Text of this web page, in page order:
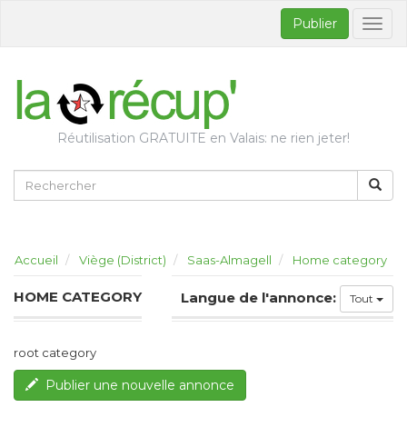
Publier
Réutilisation GRATUITE en Valais: ne rien jeter!
Accueil Viège (District) Saas-Almagell Home category
HOME CATEGORY Langue de l'annonce: Tout
root category
Publier une nouvelle annonce